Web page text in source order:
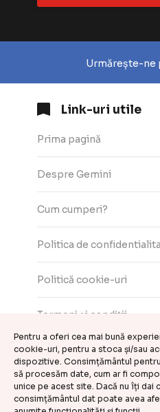
Pentru a oferi cea mai bună
cookie-uri, pentru a stoca și/sau
dispozitive. Consimțământul
să procesăm date, cum ar fi
unice pe acest site. Dacă nu îți dai
consimțământul dat poate avea
Urmărește-ne
Link-uri utile
Prima pagină
Despre Gemini
Cum cumperi?
Politica de
Politică cookie-uri
Termeni și condiții
Contact
ANPC